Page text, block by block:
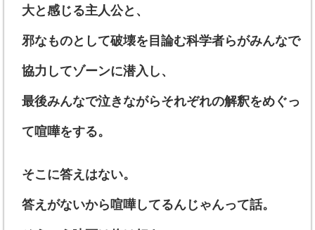
大と感じる主人公と、
邪なものとして破壊を目論む科学者らがみんなで
協力してゾーンに潜入し、
最後みんなで泣きながらそれぞれの解釈をめぐっ
て喧嘩をする。
そこに答えはない。
答えがないから喧嘩してるんじゃんって話。